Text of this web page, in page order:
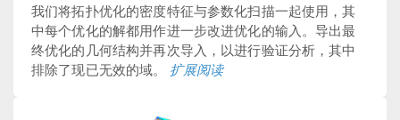
我们将拓扑优化的密度特征与参数化扫描一起使用，其
中每个优化的解都用作进一步改进优化的输入。导出最
终优化的几何结构并再次导入，以进行验证分析，其中
排除了现已无效的域。 扩展阅读